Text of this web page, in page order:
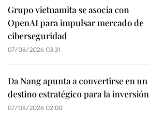
Grupo vietnamita se asocia con
OpenAI para impulsar mercado de
ciberseguridad
07/08/2026 03:31
Da Nang apunta a convertirse en un
destino estratégico para la inversión
07/08/2026 02:00